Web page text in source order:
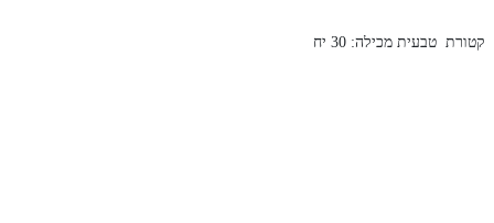
קטורת טבעית מכילה: 30 יח